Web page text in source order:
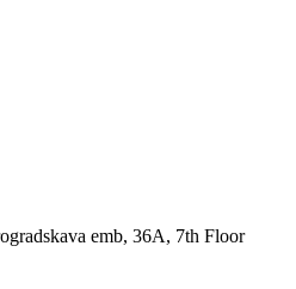
emb, 36A, 7th Floor